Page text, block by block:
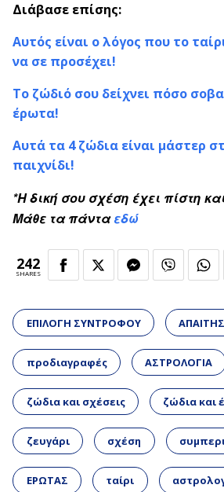
Διάβασε επίσης:
Αυτός είναι ο λόγος που το
να σε προσέχει!
Το ζώδιό σου δείχνει πόσο
έρωτα!
Αυτά τα 4 ζώδια είναι μάστερ
παιχνίδι!
*Η δική σου σχέση έχει πίστη
Mάθε τα πάνταεδώ
242
SHARES
ΕΠΙΛΟΓΗ ΣΥΝΤΡΟΦΟΥ
προδιαγραφές ΑΣΤΡΟΛΟΓΙΑ
ζώδια και σχέσεις ζώδια και
ζευγάρι σχέση
ΕΡΩΤΑΣ ταίρι